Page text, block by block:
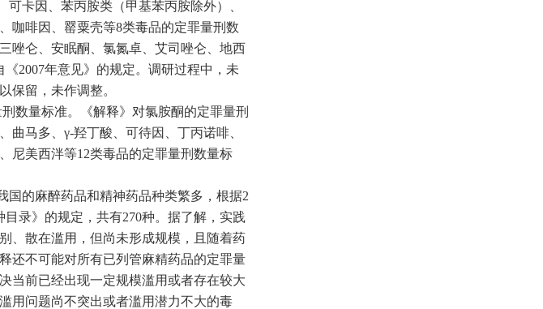
卡因、苯丙胺类（甲基苯丙胺除外）、
咖啡因、罂粟壳等8类毒品的定罪量刑数
唑仑、安眠酮、氯氮卓、艾司唑仑、地西
2007年意见》的规定。调研过程中，未
保留，未作调整。
量标准。《解释》对氯胺酮的定罪量刑
马多、γ-羟丁酸、可待因、丁丙诺啡、
尼美西泮等12类毒品的定罪量刑数量标
的麻醉药品和精神药品种类繁多，根据2
录》的规定，共有270种。据了解，实践
、散在滥用，但尚未形成规模，且随着药
还不可能对所有已列管麻精药品的定罪量
当前已经出现一定规模滥用或者存在较大
用问题尚不突出或者滥用潜力不大的毒